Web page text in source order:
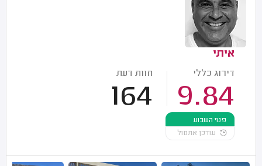
איתי
דירוג כללי
9.84
חוות דעת
164
פנוי השבוע
עודכן אתמול